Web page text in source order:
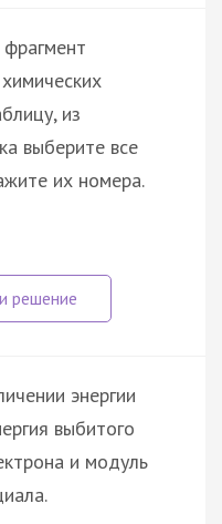
из
выберите все
их номера.
энергии
выбитого
и модуль